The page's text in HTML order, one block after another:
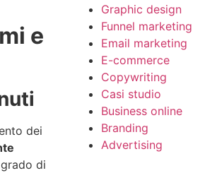
e
dei
di
Graphic design
Funnel marketing
Email marketing
E-commerce
Copywriting
Casi studio
Business online
Branding
Advertising